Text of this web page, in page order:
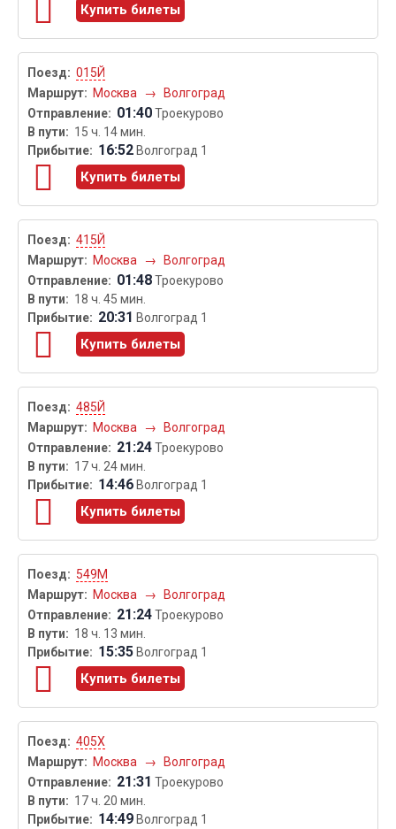
Купить билеты
015Й
Москва
→ Волгоград
01:40Троекурово
15 ч. 14 мин.
16:52 Волгоград 1
Купить билеты
415Й
Москва
→ Волгоград
01:48Троекурово
18 ч. 45 мин.
20:31 Волгоград 1
Купить билеты
485Й
Москва
→ Волгоград
21:24Троекурово
17 ч. 24 мин.
14:46 Волгоград 1
Купить билеты
549М
Москва
→ Волгоград
21:24Троекурово
18 ч. 13 мин.
15:35 Волгоград 1
Купить билеты
405Х
Москва
→ Волгоград
21:31 Троекурово
17 ч. 20 мин.
14:49 Волгоград 1